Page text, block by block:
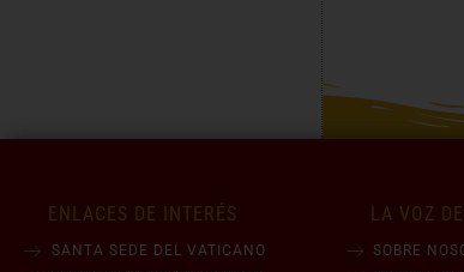
ENLACES DE INTERÉS
SANTA SEDE DEL VATICANO
LA VOZ
SOBRE